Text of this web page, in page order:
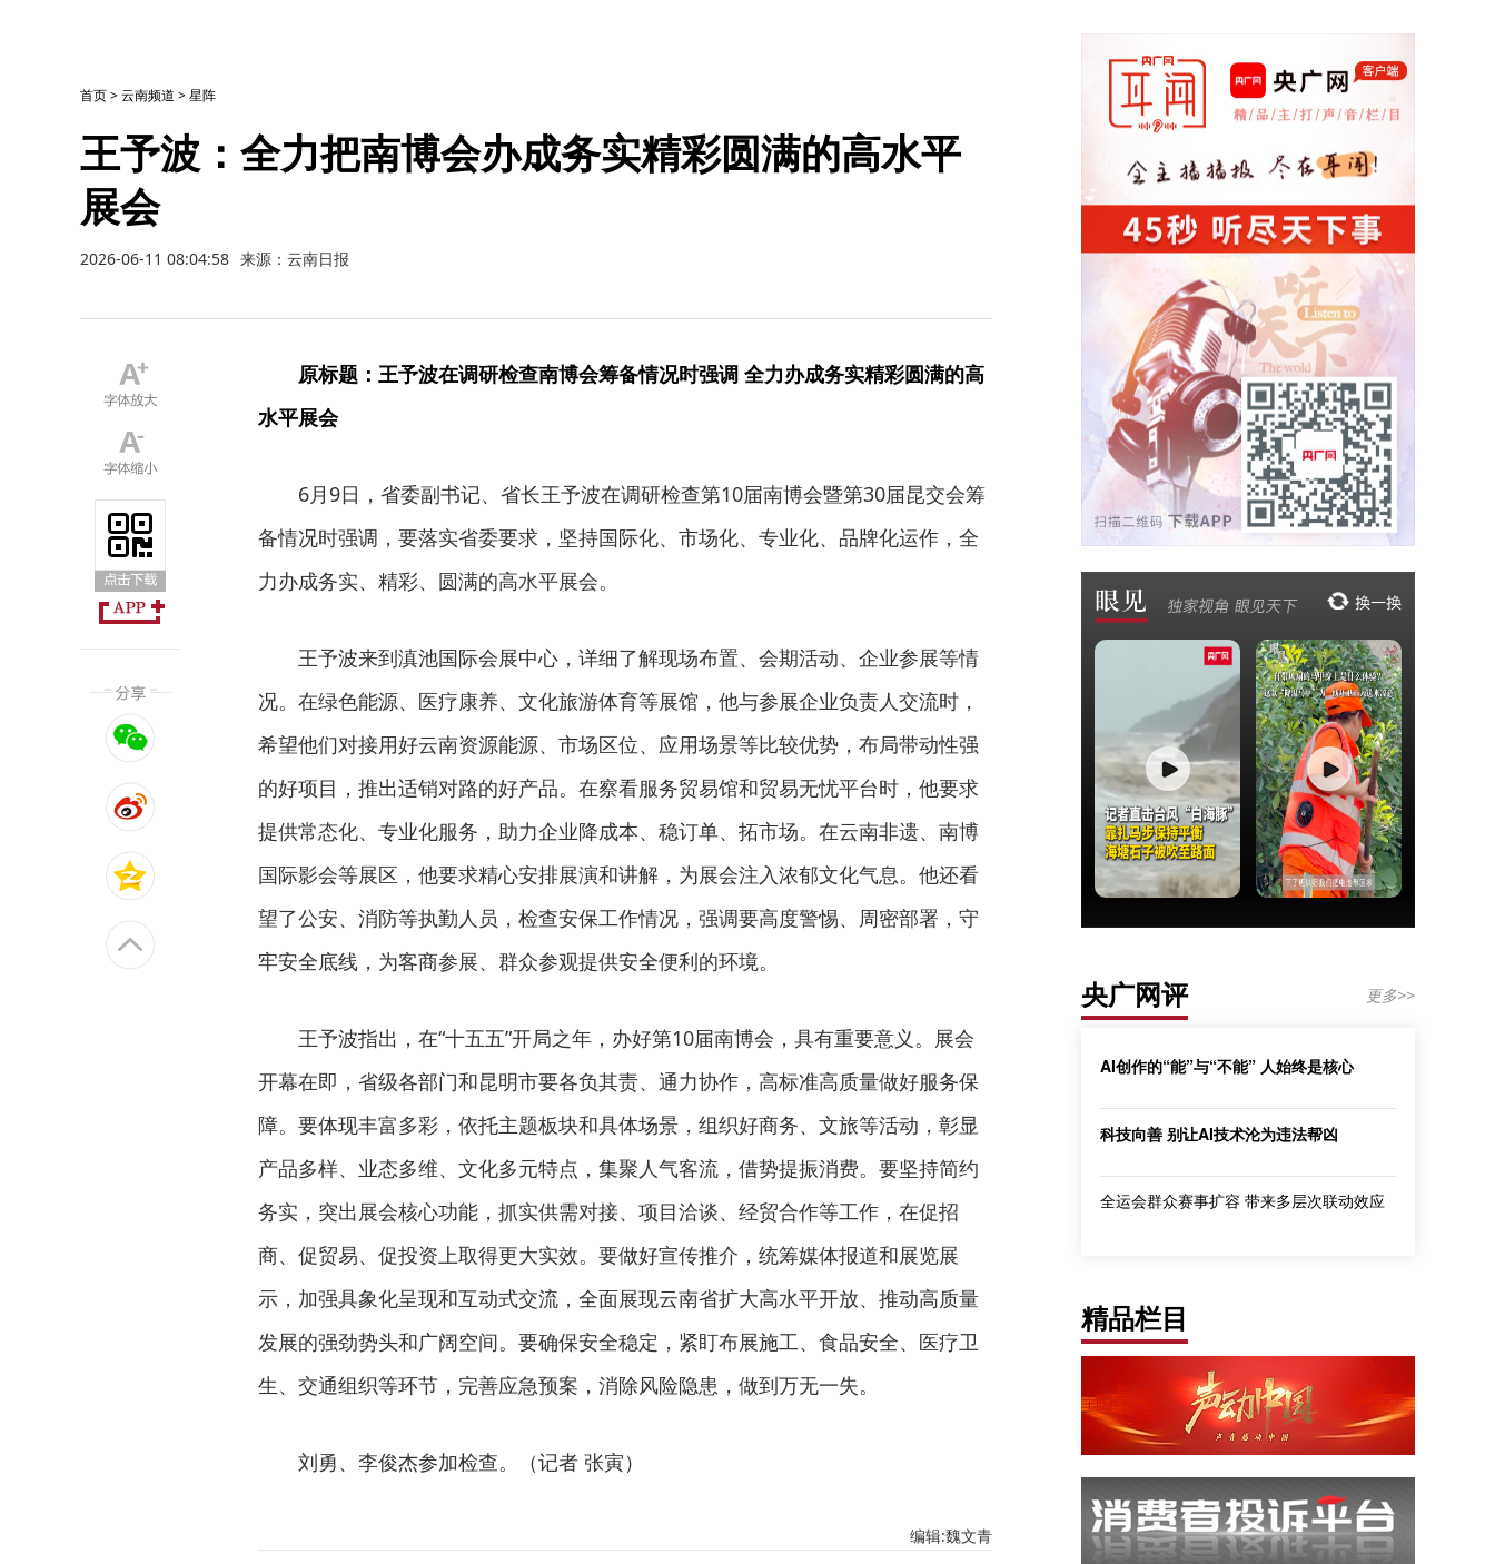
首页>云南频道 >星阵
王予波：全力把南博会办成务实精彩圆满的高水平
展会
2026-06-11 08:04:58 来源：云南日报
原标题：王予波在调研检查南博会筹备情况时强调 全力办成务实精彩圆满的高
水平展会
6月9日，省委副书记、省长王予波在调研检查第10届南博会暨第30届昆交会筹
备情况时强调，要落实省委要求，坚持国际化、市场化、专业化、品牌化运作，全
力办成务实、精彩、圆满的高水平展会。
王予波来到滇池国际会展中心，详细了解现场布置、会期活动、企业参展等情
况。在绿色能源、医疗康养、文化旅游体育等展馆，他与参展企业负责人交流时，
希望他们对接用好云南资源能源、市场区位、应用场景等比较优势，布局带动性强
的好项目，推出适销对路的好产品。在察看服务贸易馆和贸易无忧平台时，他要求
提供常态化、专业化服务，助力企业降成本、稳订单、拓市场。在云南非遗、南博
国际影会等展区，他要求精心安排展演和讲解，为展会注入浓郁文化气息。他还看
望了公安、消防等执勤人员，检查安保工作情况，强调要高度警惕、周密部署，守
牢安全底线，为客商参展、群众参观提供安全便利的环境。
王予波指出，在“十五五”开局之年，办好第10届南博会，具有重要意义。展会
开幕在即，省级各部门和昆明市要各负其责、通力协作，高标准高质量做好服务保
障。要体现丰富多彩，依托主题板块和具体场景，组织好商务、文旅等活动，彰显
产品多样、业态多维、文化多元特点，集聚人气客流，借势提振消费。要坚持简约
务实，突出展会核心功能，抓实供需对接、项目洽谈、经贸合作等工作，在促招
商、促贸易、促投资上取得更大实效。要做好宣传推介，统筹媒体报道和展览展
示，加强具象化呈现和互动式交流，全面展现云南省扩大高水平开放、推动高质量
发展的强劲势头和广阔空间。要确保安全稳定，紧盯布展施工、食品安全、医疗卫
生、交通组织等环节，完善应急预案，消除风险隐患，做到万无一失。
刘勇、李俊杰参加检查。（记者 张寅）
编辑:魏文青
央广网评 更多>>
AI创作的“能”与“不能” 人始终是核心
科技向善 别让AI技术沦为违法帮凶
全运会群众赛事扩容 带来多层次联动效应
精品栏目